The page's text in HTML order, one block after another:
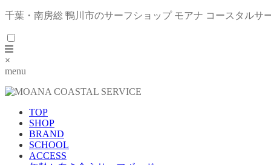
千葉・南房総 鴨川市のサーフショップ モアナ コースタルサ
×
menu
TOP
SHOP
BRAND
SCHOOL
ACCESS